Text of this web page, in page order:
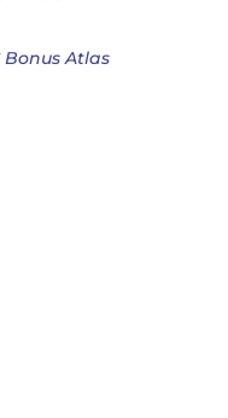
Bonus Atlas